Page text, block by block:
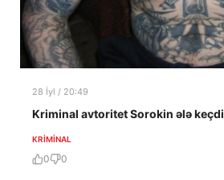
28 İyl / 20:49
Kriminal avtoritet Sorokin ələ keçdi
KRIMINAL
0 0